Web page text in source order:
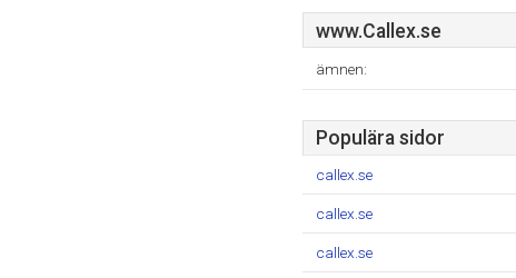
www.Callex.se
ämnen:
Populära sidor
callex.se
callex.se
callex.se